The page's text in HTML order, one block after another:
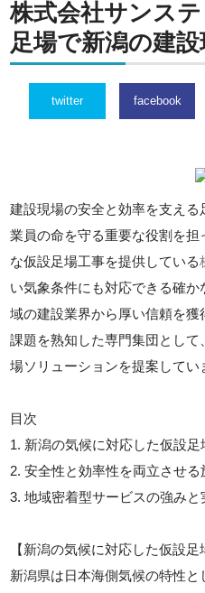
株式会社サンス
足場で新潟の建
twitter facebook
建設現場の安全と効率を支え
業員の命を守る重要な役割を
な仮設足場工事を提供している
い気象条件にも対応できる確
域の建設業界から厚い信頼を
課題を熟知した専門集団とし
場ソリューションを提案してい
目次
1. 新潟の気候に対応した仮設足
2. 安全性と効率性を両立させる
3. 地域密着型サービスの強みと
【新潟の気候に対応した仮設足
新潟県は日本海側気候の特性と